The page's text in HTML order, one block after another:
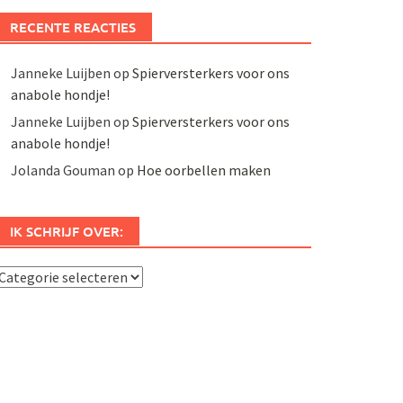
RECENTE REACTIES
Janneke Luijben op Spierversterkers voor ons
anabole hondje!
Janneke Luijben op Spierversterkers voor ons
anabole hondje!
Jolanda Gouman op Hoe oorbellen maken
IK SCHRIJF OVER: